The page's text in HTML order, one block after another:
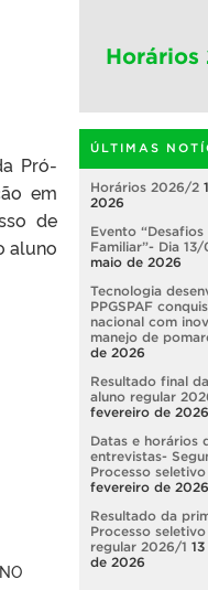
Pró-
em
de
aluno
Horários
ÚLTIMAS
Horários 2026/2
2026
Evento
Familiar”- Dia
maio de 2026
Tecnologia
PPGSPAF
nacional com
manejo de
de 2026
Resultado final
aluno regular
fevereiro de 2026
Datas e horários
entrevistas-
Processo
fevereiro de 2026
Resultado da
Processo
regular 2026/1
de 2026